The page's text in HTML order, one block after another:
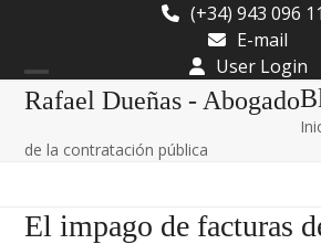
content
(+34) 943 096
E-mail
User Login
Rafael Dueñas - Abogado
Open
Close
de la contratación pública
El impago de facturas